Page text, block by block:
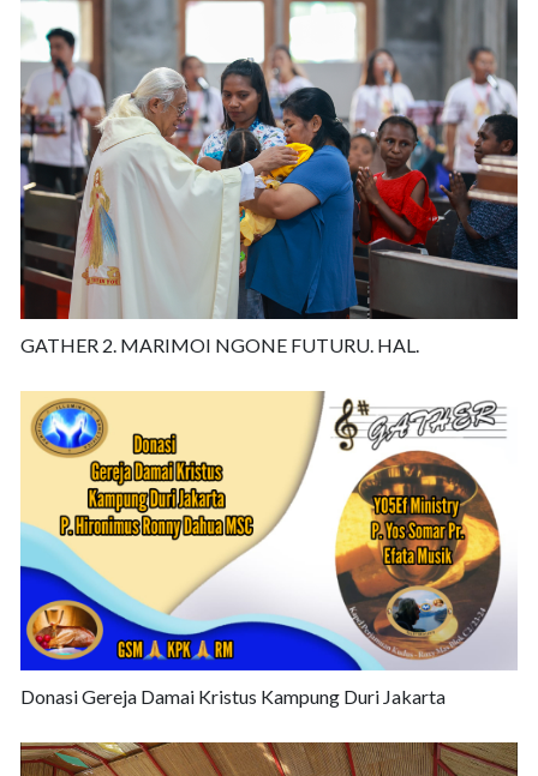
GATHER 2. MARIMOI NGONE FUTURU. HAL.
Donasi Gereja Damai Kristus Kampung Duri Jakarta